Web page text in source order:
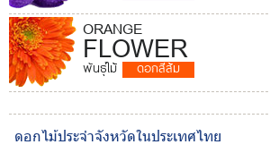
ORANGE
FLOWER
พันธุ์ไม้ ดอกสีส้ม
ดอกไม้ประจำจังหวัดในประเทศไทย